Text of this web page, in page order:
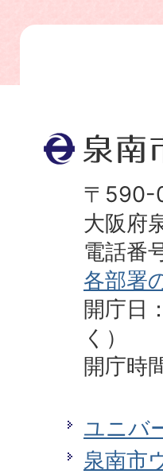
ペ
〒590-
大阪府
電話番
各部署
開庁日
く）
開庁時
ユニバ
泉南市